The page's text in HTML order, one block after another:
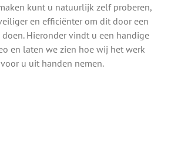
kunt u natuurlijk zelf proberen,
en efficiënter om dit door een
Hieronder vindt u een handige
en laten we zien hoe wij het werk
u uit handen nemen.